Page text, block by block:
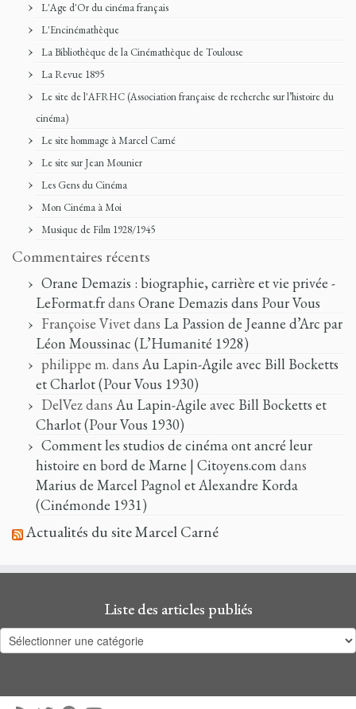
L'Age d'Or du cinéma français
L'Encinémathèque
La Bibliothèque de la Cinémathèque de Toulouse
La Revue 1895
Le site de l'AFRHC (Association française de recherche sur l’histoire du
cinéma)
Le site hommage à Marcel Carné
Le site sur Jean Mounier
Les Gens du Cinéma
Mon Cinéma à Moi
Musique de Film 1928/1945
Commentaires récents
Orane Demazis : biographie, carrière et vie privée -
LeFormat.frdans Orane Demazis dans Pour Vous
Françoise Vivetdans La Passion de Jeanne d’Arc par
Léon Moussinac (L’Humanité 1928)
philippe m. dans Au Lapin-Agile avec Bill Bocketts
et Charlot (Pour Vous 1930)
DelVezdans Au Lapin-Agile avec Bill Bocketts et
Charlot (Pour Vous 1930)
Comment les studios de cinéma ont ancré leur
histoire en bord de Marne | Citoyens.comdans
Marius de Marcel Pagnol et Alexandre Korda
(Cinémonde 1931)
Actualités du site Marcel Carné
Liste des articles publiés
Liste
des